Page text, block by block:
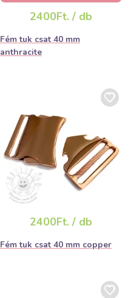
elfogyhat!
2400Ft. / db
Fém tuk csat 40 mm
anthracite
2400Ft. / db
Fém tuk csat 40 mm copper